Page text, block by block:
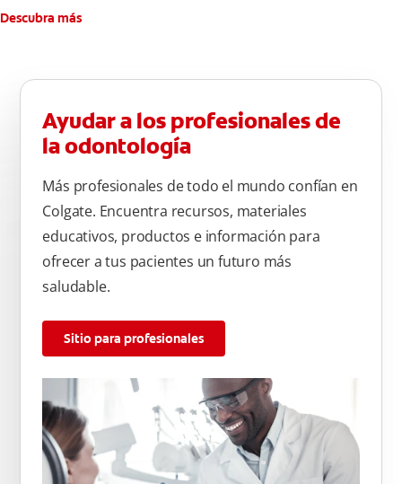
Descubra más
Ayudar a los profesionales de
la odontología
Más profesionales de todo el mundo confían en
Colgate. Encuentra recursos, materiales
educativos, productos e información para
ofrecer a tus pacientes un futuro más
saludable.
Sitio para profesionales